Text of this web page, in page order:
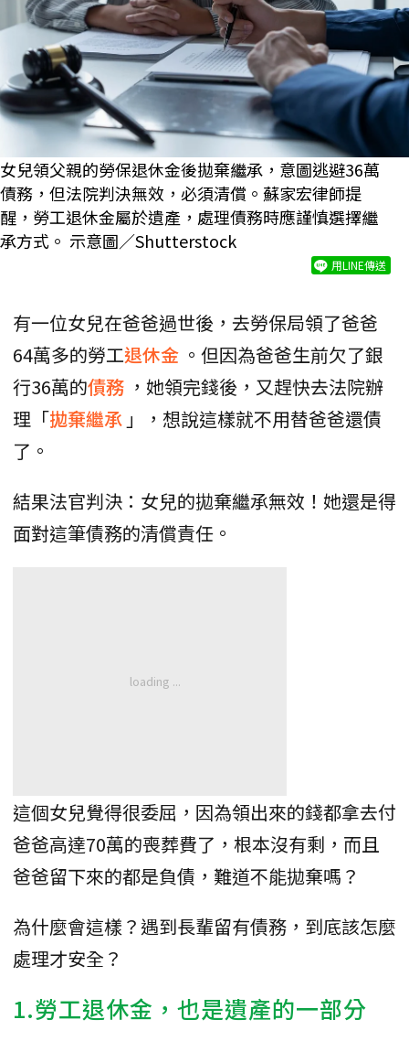
女兒領父親的勞保退休金後拋棄繼承，意圖逃避36萬
債務，但法院判決無效，必須清償。蘇家宏律師提
醒，勞工退休金屬於遺產，處理債務時應謹慎選擇繼
承方式。 示意圖／Shutterstock
用LINE傳送
有一位女兒在爸爸過世後，去勞保局領了爸爸
64萬多的勞工退休金 。但因為爸爸生前欠了銀
行36萬的債務 ，她領完錢後，又趕快去法院辦
理「拋棄繼承 」，想說這樣就不用替爸爸還債
了。
結果法官判決：女兒的拋棄繼承無效！她還是得
面對這筆債務的清償責任。
這個女兒覺得很委屈，因為領出來的錢都拿去付
爸爸高達70萬的喪葬費了，根本沒有剩，而且
爸爸留下來的都是負債，難道不能拋棄嗎？
為什麼會這樣？遇到長輩留有債務，到底該怎麼
處理才安全？
1.勞工退休金，也是遺產的一部分